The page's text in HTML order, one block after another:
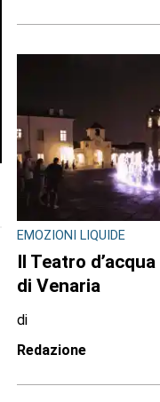
EMOZIONI LIQUIDE
Il Teatro
di Venaria
di
Redazione